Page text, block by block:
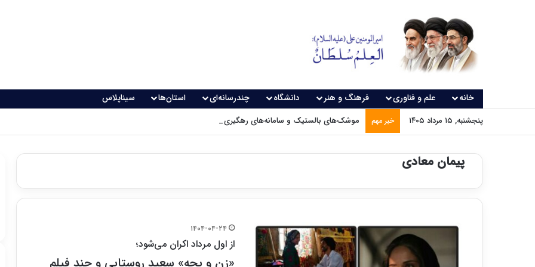
خانه علم و فناوری فرهنگ و هنر دانشگاه چندرسانه‌ای استان‌ها سیناپلاس
پنجشنبه, ۱۵ مرداد ۱۴۰۵ خبر مهم موشک‌های بالستیک و سامانه‌های رهگیری پدافندی چگونه کار می کنند؟
پیمان معادی
۱۴۰۴-۰۴-۲۴
از اول مرداد اکران می‌شود؛
«زن و بچه» سعید روستایی و چند فیلم